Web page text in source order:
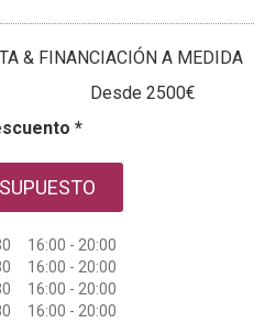
& FINANCIACIÓN A MEDIDA
Desde 2500€
*
16:00 - 20:00
16:00 - 20:00
16:00 - 20:00
16:00 - 20:00